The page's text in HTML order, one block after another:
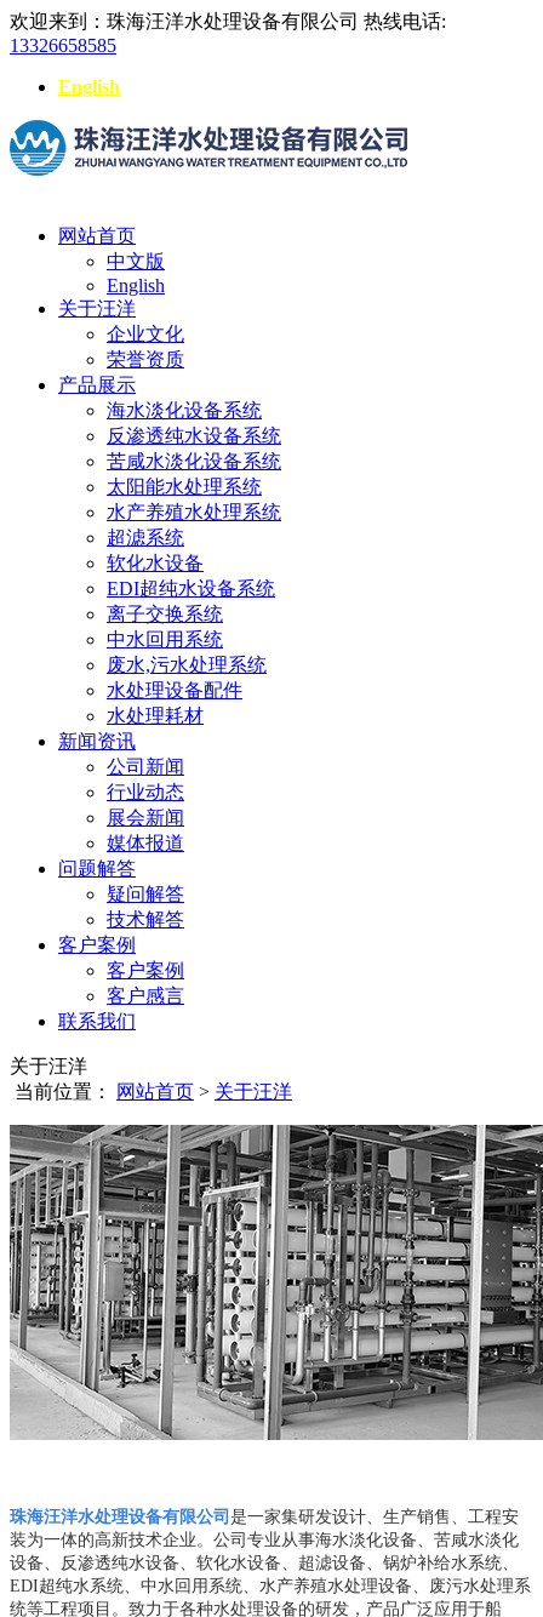
欢迎来到：珠海汪洋水处理设备有限公司 热线电话:
13326658585
English
网站首页
中文版
English
关于汪洋
企业文化
荣誉资质
产品展示
海水淡化设备系统
反渗透纯水设备系统
苦咸水淡化设备系统
太阳能水处理系统
水产养殖水处理系统
超滤系统
软化水设备
EDI超纯水设备系统
离子交换系统
中水回用系统
废水,污水处理系统
水处理设备配件
水处理耗材
新闻资讯
公司新闻
行业动态
展会新闻
媒体报道
问题解答
疑问解答
技术解答
客户案例
客户案例
客户感言
联系我们
关于汪洋
当前位置：
网站首页 > 关于汪洋
珠海汪洋水处理设备有限公司 是一家集研发设计、生产销售、工程安
装为一体的高新技术企业。公司专业从事海水淡化设备、苦咸水淡化
设备、反渗透纯水设备、软化水设备、超滤设备、锅炉补给水系统、
EDI超纯水系统、中水回用系统、水产养殖水处理设备、废污水处理系
统等工程项目。致力于各种水处理设备的研发，产品广泛应用于船